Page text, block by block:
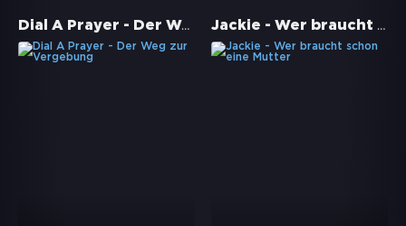
Dial A Prayer - Der Weg zur Vergebung Jackie - Wer braucht schon eine Mutter